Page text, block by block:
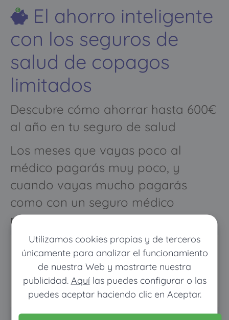
Utilizamos cookies propias y de terceros
únicamente para analizar el funcionamiento
de nuestra Web y mostrarte nuestra
publicidad. Aquílas puedes configurar o las
puedes aceptar haciendo clic en Aceptar.
El ahorro inteligente
con los seguros de
salud de copagos
limitados
Descubre cómo ahorrar hasta 600€
al año en tu seguro de salud
Los meses que vayas poco al
médico pagarás muy poco, y
cuando vayas mucho pagarás
como con un seguro médico
normal